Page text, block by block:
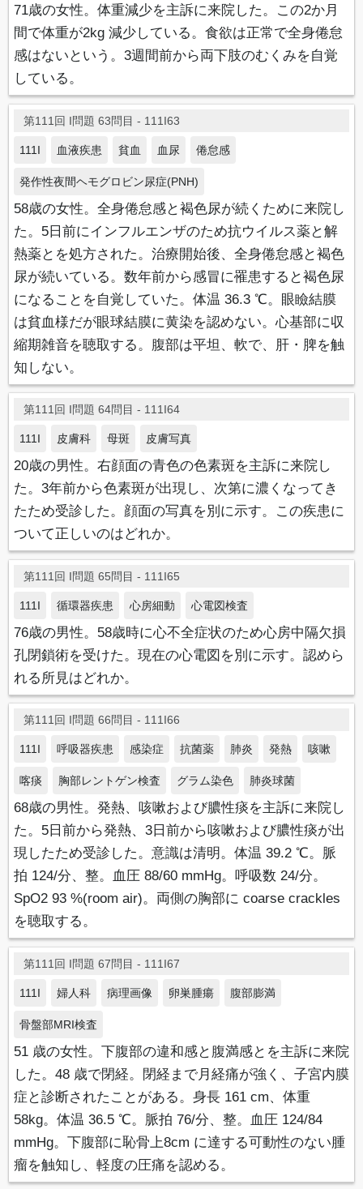
71歳の女性。体重減少を主訴に来院した。この2か月
間で体重が2kg 減少している。食欲は正常で全身倦怠
感はないという。3週間前から両下肢のむくみを自覚
している。
第111回 I問題 63問目 - 111I63
111I 血液疾患 貧血 血尿 倦怠感
発作性夜間ヘモグロビン尿症(PNH)
58歳の女性。全身倦怠感と褐色尿が続くために来院し
た。5日前にインフルエンザのため抗ウイルス薬と解
熱薬とを処方された。治療開始後、全身倦怠感と褐色
尿が続いている。数年前から感冒に罹患すると褐色尿
になることを自覚していた。体温 36.3 ℃。眼瞼結膜
は貧血様だが眼球結膜に黄染を認めない。心基部に収
縮期雑音を聴取する。腹部は平坦、軟で、肝・脾を触
知しない。
第111回 I問題 64問目 - 111I64
111I 皮膚科 母斑 皮膚写真
20歳の男性。右顔面の青色の色素斑を主訴に来院し
た。3年前から色素斑が出現し、次第に濃くなってき
たため受診した。顔面の写真を別に示す。この疾患に
ついて正しいのはどれか。
第111回 I問題 65問目 - 111I65
111I 循環器疾患 心房細動 心電図検査
76歳の男性。58歳時に心不全症状のため心房中隔欠損
孔閉鎖術を受けた。現在の心電図を別に示す。認めら
れる所見はどれか。
第111回 I問題 66問目 - 111I66
111I 呼吸器疾患 感染症 抗菌薬 肺炎 発熱 咳嗽
喀痰 胸部レントゲン検査 グラム染色 肺炎球菌
68歳の男性。発熱、咳嗽および膿性痰を主訴に来院し
た。5日前から発熱、3日前から咳嗽および膿性痰が出
現したため受診した。意識は清明。体温 39.2 ℃。脈
拍 124/分、整。血圧 88/60 mmHg。呼吸数 24/分。
SpO2 93 %(room air)。両側の胸部に coarse crackles
を聴取する。
第111回 I問題 67問目 - 111I67
111I 婦人科 病理画像 卵巣腫瘍 腹部膨満
骨盤部MRI検査
51 歳の女性。下腹部の違和感と腹満感とを主訴に来院
した。48 歳で閉経。閉経まで月経痛が強く、子宮内膜
症と診断されたことがある。身長 161 cm、体重
58kg。体温 36.5 ℃。脈拍 76/分、整。血圧 124/84
mmHg。下腹部に恥骨上8cm に達する可動性のない腫
瘤を触知し、軽度の圧痛を認める。